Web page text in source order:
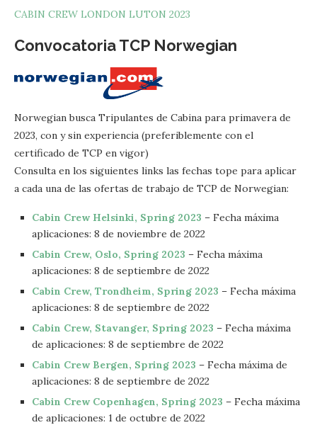
CABIN CREW LONDON LUTON 2023
Convocatoria TCP Norwegian
Norwegian busca Tripulantes de Cabina para primavera de
2023, con y sin experiencia (preferiblemente con el
certificado de TCP en vigor)
Consulta en los siguientes links las fechas tope para aplicar
a cada una de las ofertas de trabajo de TCP de Norwegian:
Cabin Crew Helsinki, Spring 2023 – Fecha máxima
aplicaciones: 8 de noviembre de 2022
Cabin Crew, Oslo, Spring 2023 – Fecha máxima
aplicaciones: 8 de septiembre de 2022
Cabin Crew, Trondheim, Spring 2023 – Fecha máxima
aplicaciones: 8 de septiembre de 2022
Cabin Crew, Stavanger, Spring 2023 – Fecha máxima
de aplicaciones: 8 de septiembre de 2022
Cabin Crew Bergen, Spring 2023 – Fecha máxima de
aplicaciones: 8 de septiembre de 2022
Cabin Crew Copenhagen, Spring 2023 – Fecha máxima
de aplicaciones: 1 de octubre de 2022